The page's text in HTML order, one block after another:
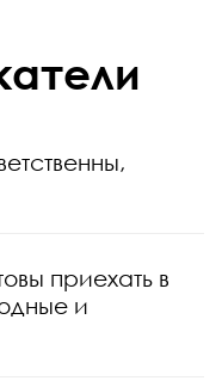
приехать в
и